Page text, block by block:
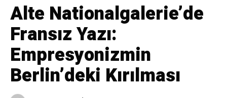
Alte Nationalgalerie’de
Fransız Yazı:
Empresyonizmin
Berlin’deki Kırılması